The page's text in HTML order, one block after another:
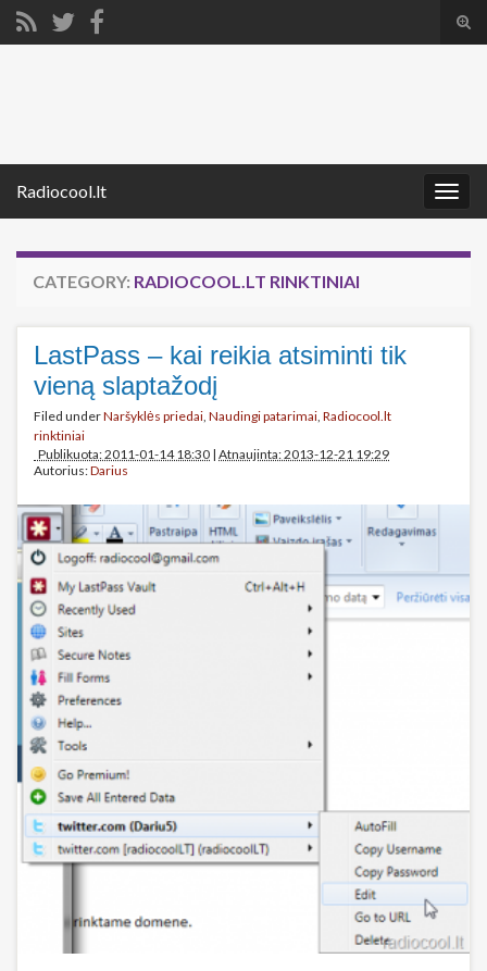
Radiocool.lt
CATEGORY: RADIOCOOL.LT RINKTINIAI
LastPass – kai reikia atsiminti tik
vieną slaptažodį
Filed underNaršyklės priedai, Naudingi patarimai, Radiocool.lt
rinktiniai
Publikuota: 2011-01-14 18:30 | Atnaujinta: 2013-12-21 19:29
Autorius:Darius